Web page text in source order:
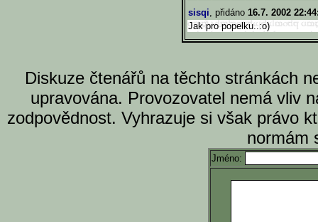
sisqi, přidáno 16.7. 2002
Jak pro popelku..:o)
Diskuze čtenářů na těchto stránkách
upravována. Provozovatel nemá vliv
zodpovědnost. Vyhrazuje si však právo
normám
Jméno: